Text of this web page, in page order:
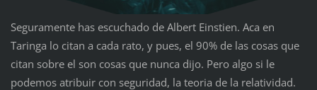
Seguramente has escuchado de Albert Einstien. Aca en
Taringa lo citan a cada rato, y pues, el 90% de las cosas que
citan sobre el son cosas que nunca dijo. Pero algo si le
podemos atribuir con seguridad, la teoria de la relatividad.